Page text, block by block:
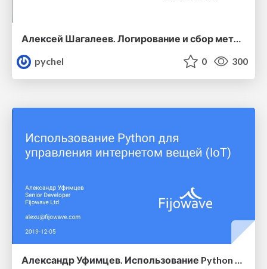
Алексей Шагалеев. Логирование и сбор метрик, быстро и просто
pychel
0 300
Александр Уфимцев. Использование Python для управления интернетом вещей